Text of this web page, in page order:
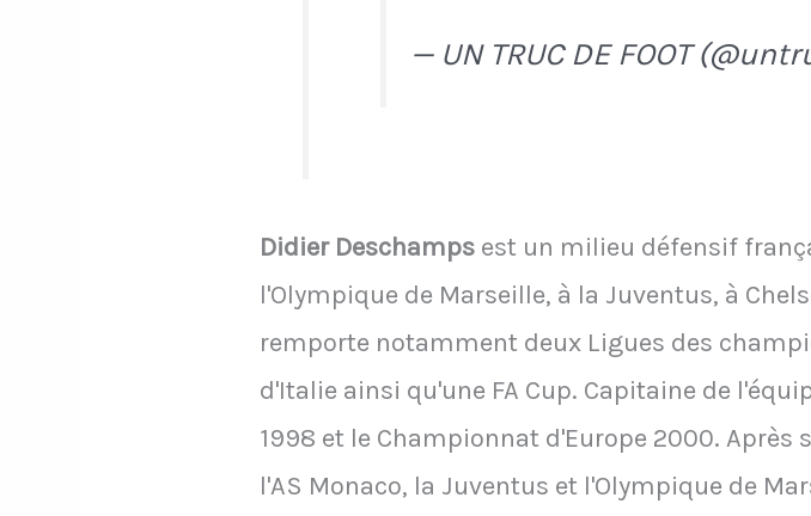
— UN TRUC DE FOOT
Didier Deschamps est un milieu défensif
l'Olympique de Marseille, à la Juventus, à
remporte notamment deux Ligues des
d'Italie ainsi qu'une FA Cup. Capitaine de
1998 et le Championnat d'Europe 2000.
l'AS Monaco, la Juventus et l'Olympique de